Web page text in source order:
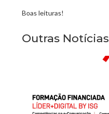
Boas leituras!
Outras Notícias